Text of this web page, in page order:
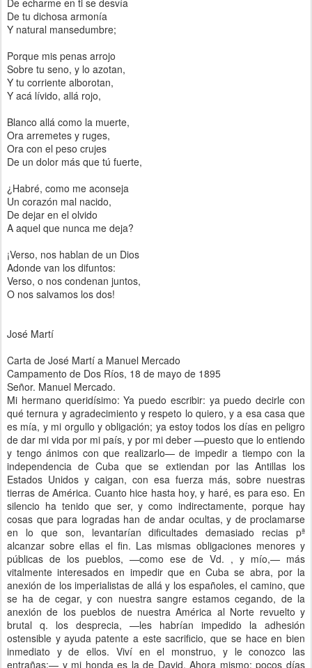
De echarme en ti se desvía
De tu dichosa armonía
Y natural mansedumbre;
Porque mis penas arrojo
Sobre tu seno, y lo azotan,
Y tu corriente alborotan,
Y acá lívido, allá rojo,
Blanco allá como la muerte,
Ora arremetes y ruges,
Ora con el peso crujes
De un dolor más que tú fuerte,
¿Habré, como me aconseja
Un corazón mal nacido,
De dejar en el olvido
A aquel que nunca me deja?
¡Verso, nos hablan de un Dios
Adonde van los difuntos:
Verso, o nos condenan juntos,
O nos salvamos los dos!
José Martí
Carta de José Martí a Manuel Mercado
Campamento de Dos Ríos, 18 de mayo de 1895
Señor. Manuel Mercado.
Mi hermano queridísimo: Ya puedo escribir: ya puedo decirle con
qué ternura y agradecimiento y respeto lo quiero, y a esa casa que
es mía, y mi orgullo y obligación; ya estoy todos los días en peligro
de dar mi vida por mi país, y por mi deber —puesto que lo entiendo
y tengo ánimos con que realizarlo— de impedir a tiempo con la
independencia de Cuba que se extiendan por las Antillas los
Estados Unidos y caigan, con esa fuerza más, sobre nuestras
tierras de América. Cuanto hice hasta hoy, y haré, es para eso. En
silencio ha tenido que ser, y como indirectamente, porque hay
cosas que para logradas han de andar ocultas, y de proclamarse
en lo que son, levantarían dificultades demasiado recias pª
alcanzar sobre ellas el fin. Las mismas obligaciones menores y
públicas de los pueblos, —como ese de Vd. , y mío,— más
vitalmente interesados en impedir que en Cuba se abra, por la
anexión de los imperialistas de allá y los españoles, el camino, que
se ha de cegar, y con nuestra sangre estamos cegando, de la
anexión de los pueblos de nuestra América al Norte revuelto y
brutal q. los desprecia, —les habrían impedido la adhesión
ostensible y ayuda patente a este sacrificio, que se hace en bien
inmediato y de ellos. Viví en el monstruo, y le conozco las
entrañas;— y mi honda es la de David. Ahora mismo; pocos días